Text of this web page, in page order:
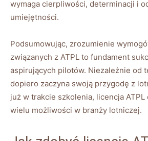
wymaga cierpliwości, determinacji i
umiejętności.
Podsumowując, zrozumienie
związanych z ATPL to fundament
aspirujących pilotów. Niezależnie od
dopiero zaczyna swoją przygodę z
już w trakcie szkolenia, licencja
wielu możliwości w branży lotniczej.